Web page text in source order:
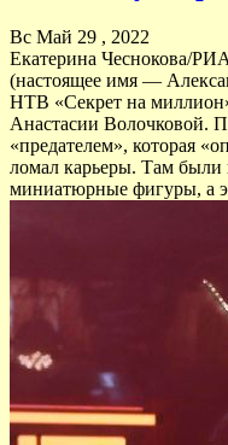
Вс Май 29 , 2022
Екатерина Чеснокова/
(настоящее имя —
НТВ «Секрет на
Анастасии Волочковой.
«предателем», которая
ломал карьеры. Там были
миниатюрные фигуры, а